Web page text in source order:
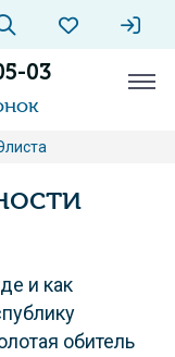
03
и как
обитель